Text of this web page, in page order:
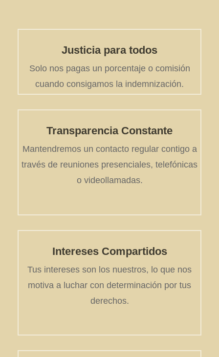
Justicia para todos
Solo nos pagas un porcentaje o comisión
cuando consigamos la indemnización.
Transparencia Constante
Mantendremos un contacto regular contigo a
través de reuniones presenciales, telefónicas
o videollamadas.
Intereses Compartidos
Tus intereses son los nuestros, lo que nos
motiva a luchar con determinación por tus
derechos.